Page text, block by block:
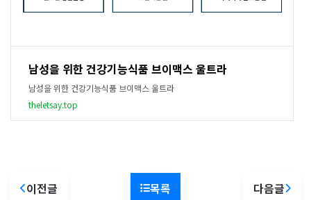
남성을 위한 건강기능식품 브이맥스 울트라
남성을 위한 건강기능식품 브이맥스 울트라
theletsay.top
이전글 목록 다음글